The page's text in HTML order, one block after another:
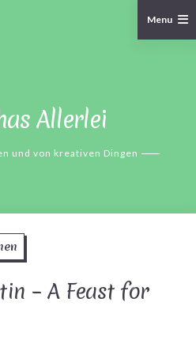
Allerlei
und von kreativen Dingen
Menu
– A Feast for